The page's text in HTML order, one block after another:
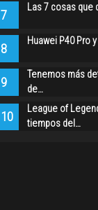
7 Las 7 cosas que
8 Huawei P40 Pro
9
Tenemos más
de…
10
League of
tiempos del…